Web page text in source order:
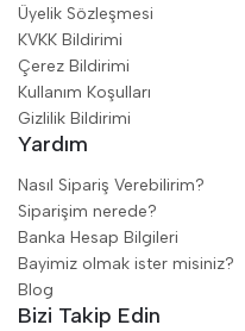
Üyelik Sözleşmesi
KVKK Bildirimi
Çerez Bildirimi
Kullanım Koşulları
Gizlilik Bildirimi
Yardım
Nasıl Sipariş Verebilirim?
Siparişim nerede?
Banka Hesap Bilgileri
Bayimiz olmak ister misiniz?
Blog
Bizi Takip Edin